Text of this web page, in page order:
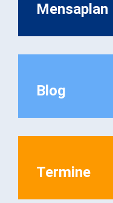
Mensaplan
Blog
Termine